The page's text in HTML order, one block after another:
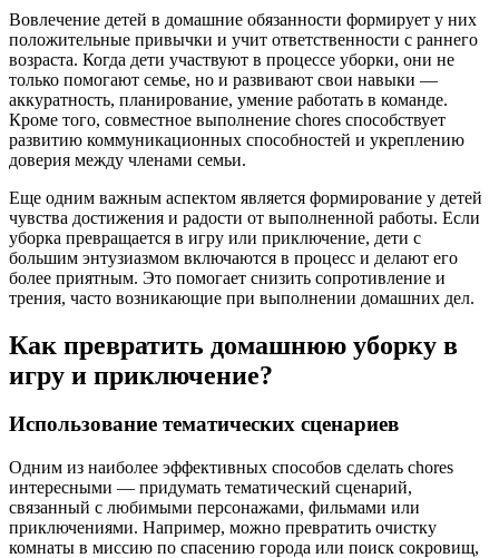
Вовлечение детей в домашние обязанности формирует у них
положительные привычки и учит ответственности с раннего
возраста. Когда дети участвуют в процессе уборки, они не
только помогают семье, но и развивают свои навыки —
аккуратность, планирование, умение работать в команде.
Кроме того, совместное выполнение chores способствует
развитию коммуникационных способностей и укреплению
доверия между членами семьи.
Еще одним важным аспектом является формирование у детей
чувства достижения и радости от выполненной работы. Если
уборка превращается в игру или приключение, дети с
большим энтузиазмом включаются в процесс и делают его
более приятным. Это помогает снизить сопротивление и
трения, часто возникающие при выполнении домашних дел.
Как превратить домашнюю уборку в
игру и приключение?
Использование тематических сценариев
Одним из наиболее эффективных способов сделать chores
интересными — придумать тематический сценарий,
связанный с любимыми персонажами, фильмами или
приключениями. Например, можно превратить очистку
комнаты в миссию по спасению города или поиск сокровищ,